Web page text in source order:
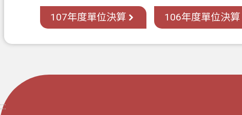
107年度單位決算 106年度單位決算
:::